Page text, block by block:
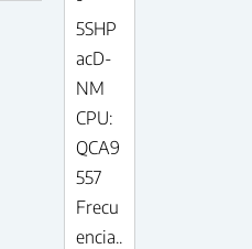
5SHP
acD-
NM
CPU:
QCA9
557
Frecu
encia..